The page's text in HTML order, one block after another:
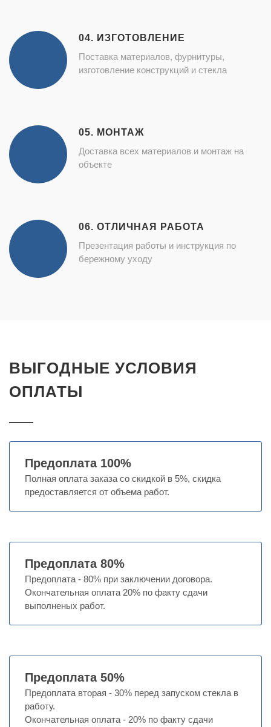
04. ИЗГОТОВЛЕНИЕ
Поставка материалов, фурнитуры,
изготовление конструкций и стекла
05. МОНТАЖ
Доставка всех материалов и монтаж на
объекте
06. ОТЛИЧНАЯ РАБОТА
Презентация работы и инструкция по
бережному уходу
ВЫГОДНЫЕ УСЛОВИЯ
ОПЛАТЫ
Предоплата 100%
Полная оплата заказа со скидкой в 5%, скидка
предоставляется от объема работ.
Предоплата 80%
Предоплата - 80% при заключении договора.
Окончательная оплата 20% по факту сдачи
выполненых работ.
Предоплата 50%
Предоплата вторая - 30% перед запуском стекла в
работу.
Окончательная оплата - 20% по факту сдачи